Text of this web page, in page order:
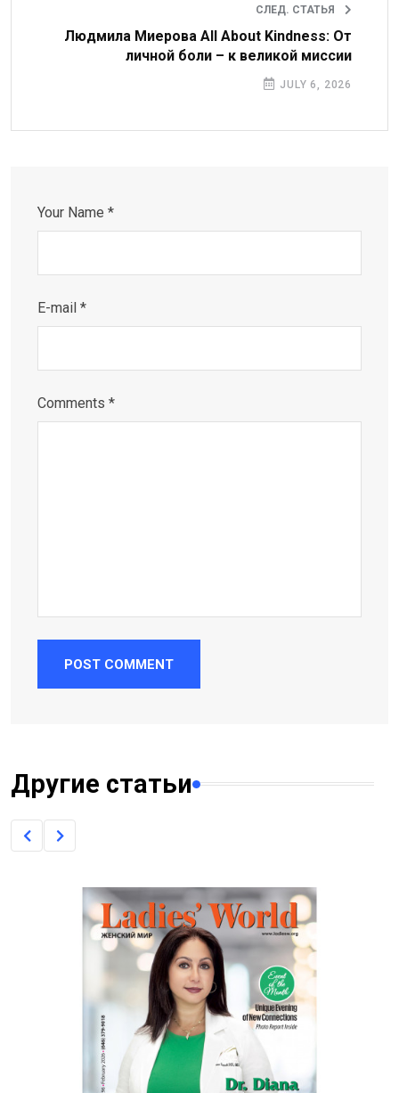
СЛЕД. СТАТЬЯ
Людмила Миерова All About Kindness: От
личной боли – к великой миссии
JULY 6, 2026
Your Name *
E-mail *
Comments *
POST COMMENT
Другие статьи